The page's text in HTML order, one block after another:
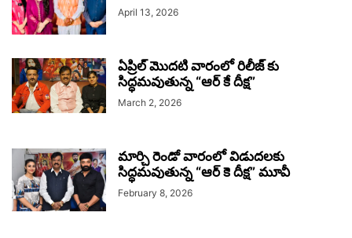
April 13, 2026
ఏప్రిల్ మొదటి వారంలో రిలీజ్ కు
సిద్ధమవుతున్న “ఆర్ కే దీక్ష”
March 2, 2026
మార్చి రెండో వారంలో విడుదలకు
సిద్ధమవుతున్న “ఆర్ కె దీక్ష” మూవీ
February 8, 2026